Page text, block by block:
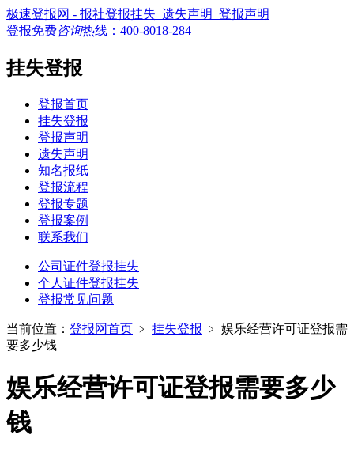
极速登报网 - 报社登报挂失_遗失声明_登报声明
登报免费咨询热线： 400-8018-284
挂失登报
登报首页
挂失登报
登报声明
遗失声明
知名报纸
登报流程
登报专题
登报案例
联系我们
公司证件登报挂失
个人证件登报挂失
登报常见问题
当前位置： 登报网首页 ﹥ 挂失登报 ﹥ 娱乐经营许可证登报需
要多少钱
娱乐经营许可证登报需要多少
钱